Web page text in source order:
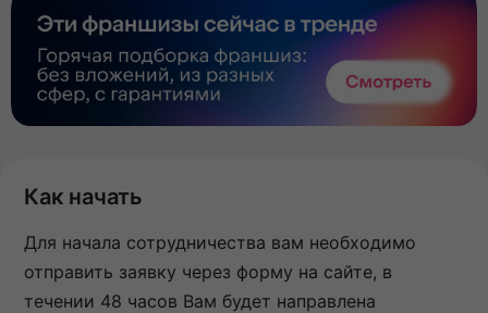
Как начать
Для начала сотрудничества вам необходимо
отправить заявку через форму на сайте, в
течении 48 часов Вам будет направлена